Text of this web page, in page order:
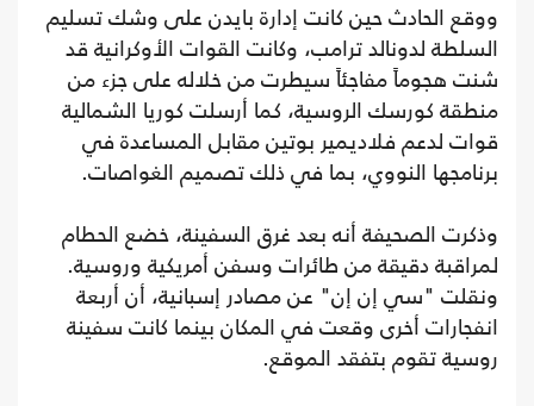
ووقع الحادث حين كانت إدارة بايدن على وشك تسليم
السلطة لدونالد ترامب، وكانت القوات الأوكرانية قد
شنت هجوماً مفاجئاً سيطرت من خلاله على جزء من
منطقة كورسك الروسية، كما أرسلت كوريا الشمالية
قوات لدعم فلاديمير بوتين مقابل المساعدة في
برنامجها النووي، بما في ذلك تصميم الغواصات.
وذكرت الصحيفة أنه بعد غرق السفينة، خضع الحطام
لمراقبة دقيقة من طائرات وسفن أمريكية وروسية.
ونقلت "سي إن إن" عن مصادر إسبانية، أن أربعة
انفجارات أخرى وقعت في المكان بينما كانت سفينة
روسية تقوم بتفقد الموقع.